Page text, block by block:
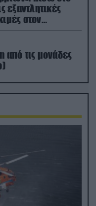
εξαντλητικές
από τις μονάδες